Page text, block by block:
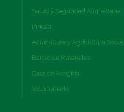
Salud y Seguridad Alimentaria
Innova
Acuicultura y Agricultura Social
Banco de Materiales
Casa de Acogida
Voluntariado